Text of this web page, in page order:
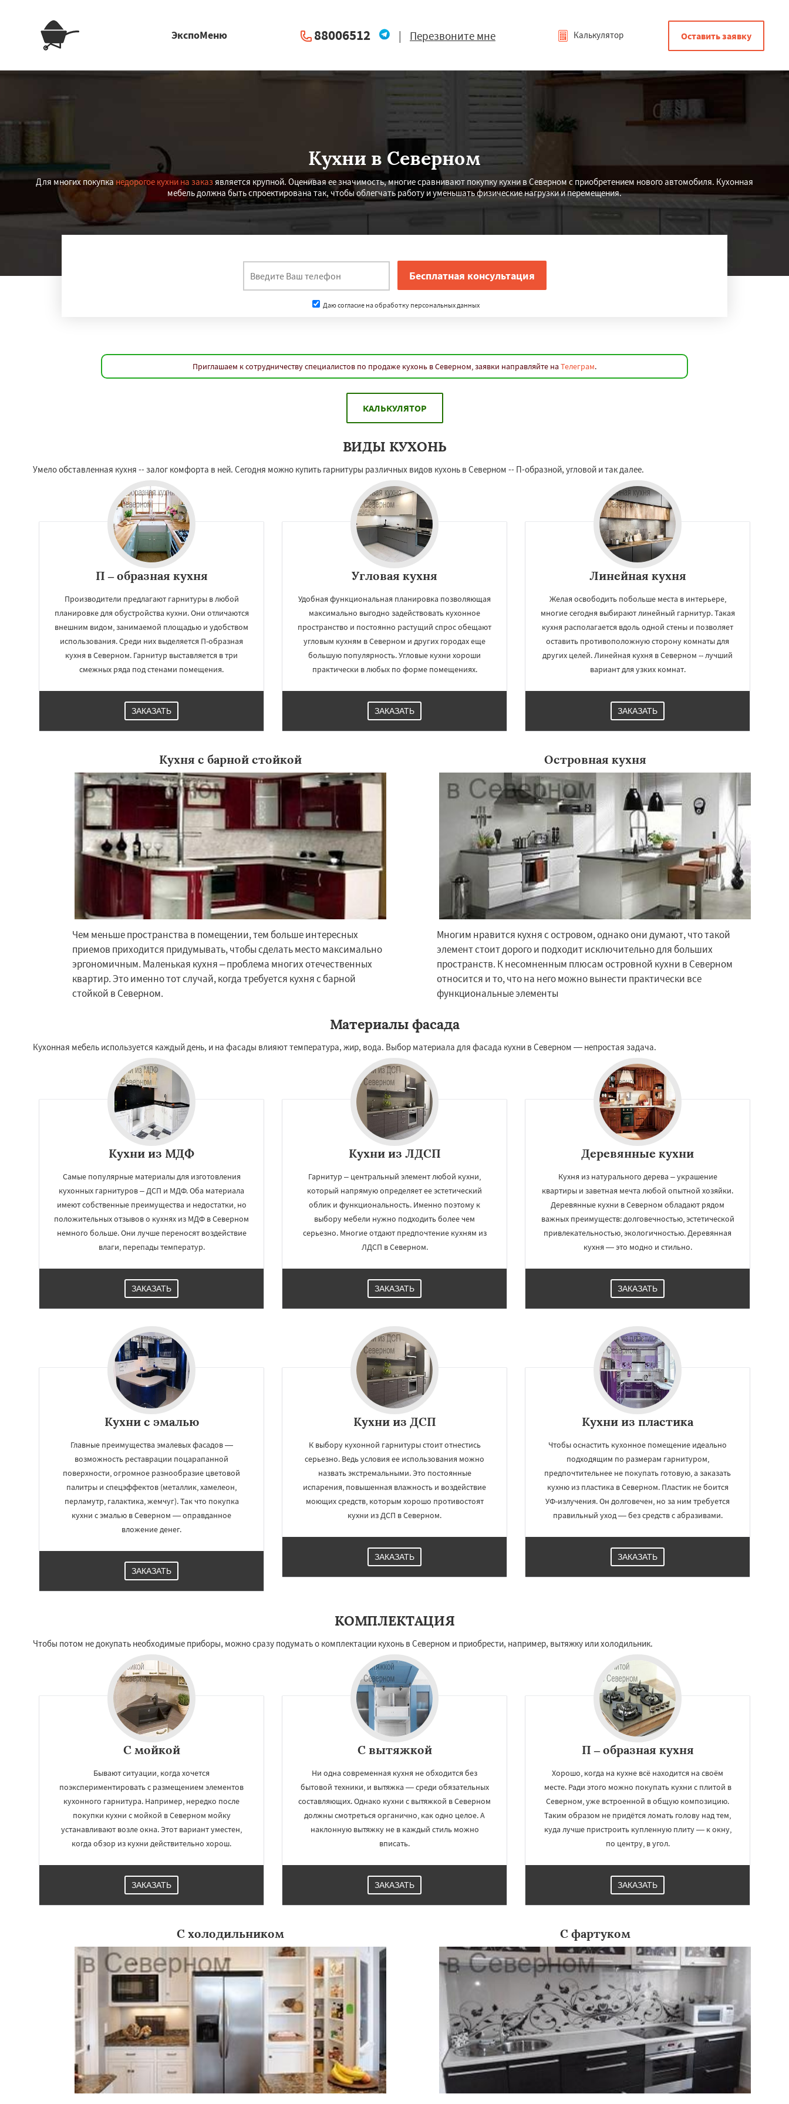
Работаем по
регионам
×
Шаховская
ЭкспоМеню 88006512 | Перезвоните мне Калькулятор Оставить заявку
Кухни в Северном
Для многих покупка недорогое кухни на заказявляется крупной. Оценивая ее значимость, многие сравнивают покупку кухни в Северном с приобретением нового автомобиля. Кухонная
мебель должна быть спроектирована так, чтобы облегчать работу и уменьшать физические нагрузки и перемещения.
Даю согласие на обработку персональных данных
Приглашаем к сотрудничеству специалистов по продаже кухонь в Северном, заявки направляйте на Телеграм.
КАЛЬКУЛЯТОР
ВИДЫ КУХОНЬ
Умело обставленная кухня -- залог комфорта в ней. Сегодня можно купить гарнитуры различных видов кухонь в Северном -- П-образной, угловой и так далее.
П – образная кухня
Производители предлагают гарнитуры в любой
планировке для обустройства кухни. Они отличаются
внешним видом, занимаемой площадью и удобством
использования. Среди них выделяется П-образная
кухня в Северном. Гарнитур выставляется в три
смежных ряда под стенами помещения.
ЗАКАЗАТЬ
Угловая кухня
Удобная функциональная планировка позволяющая
максимально выгодно задействовать кухонное
пространство и постоянно растущий спрос обещают
угловым кухням в Северном и других городах еще
большую популярность. Угловые кухни хороши
практически в любых по форме помещениях.
ЗАКАЗАТЬ
Линейная кухня
Желая освободить побольше места в интерьере,
многие сегодня выбирают линейный гарнитур. Такая
кухня располагается вдоль одной стены и позволяет
оставить противоположную сторону комнаты для
других целей. Линейная кухня в Северном -- лучший
вариант для узких комнат.
ЗАКАЗАТЬ
Кухня с барной стойкой
Чем меньше пространства в помещении, тем больше интересных
приемов приходится придумывать, чтобы сделать место максимально
эргономичным. Маленькая кухня – проблема многих отечественных
квартир. Это именно тот случай, когда требуется кухня с барной
стойкой в Северном.
Островная кухня
Многим нравится кухня с островом, однако они думают, что такой
элемент стоит дорого и подходит исключительно для больших
пространств. К несомненным плюсам островной кухни в Северном
относится и то, что на него можно вынести практически все
функциональные элементы
Материалы фасада
Кухонная мебель используется каждый день, и на фасады влияют температура, жир, вода. Выбор материала для фасада кухни в Северном — непростая задача.
Кухни из МДФ
Самые популярные материалы для изготовления
кухонных гарнитуров – ДСП и МДФ. Оба материала
имеют собственные преимущества и недостатки, но
положительных отзывов о кухнях из МДФ в Северном
немного больше. Они лучше переносят воздействие
влаги, перепады температур.
ЗАКАЗАТЬ
Кухни из ЛДСП
Гарнитур – центральный элемент любой кухни,
который напрямую определяет ее эстетический
облик и функциональность. Именно поэтому к
выбору мебели нужно подходить более чем
серьезно. Многие отдают предпочтение кухням из
ЛДСП в Северном.
ЗАКАЗАТЬ
Деревянные кухни
Кухня из натурального дерева – украшение
квартиры и заветная мечта любой опытной хозяйки.
Деревянные кухни в Северном обладают рядом
важных преимуществ: долговечностью, эстетической
привлекательностью, экологичностью. Деревянная
кухня — это модно и стильно.
ЗАКАЗАТЬ
Кухни с эмалью
Главные преимущества эмалевых фасадов —
возможность реставрации поцарапанной
поверхности, огромное разнообразие цветовой
палитры и спецэффектов (металлик, хамелеон,
перламутр, галактика, жемчуг). Так что покупка
кухни с эмалью в Северном — оправданное
вложение денег.
ЗАКАЗАТЬ
Кухни из ДСП
К выбору кухонной гарнитуры стоит отнестись
серьезно. Ведь условия ее использования можно
назвать экстремальными. Это постоянные
испарения, повышенная влажность и воздействие
моющих средств, которым хорошо противостоят
кухни из ДСП в Северном.
ЗАКАЗАТЬ
Кухни из пластика
Чтобы оснастить кухонное помещение идеально
подходящим по размерам гарнитуром,
предпочтительнее не покупать готовую, а заказать
кухню из пластика в Северном. Пластик не боится
УФ-излучения. Он долговечен, но за ним требуется
правильный уход — без средств с абразивами.
ЗАКАЗАТЬ
КОМПЛЕКТАЦИЯ
Чтобы потом не докупать необходимые приборы, можно сразу подумать о комплектации кухонь в Северном и приобрести, например, вытяжку или холодильник.
С мойкой
Бывают ситуации, когда хочется
поэкспериментировать с размещением элементов
кухонного гарнитура. Например, нередко после
покупки кухни с мойкой в Северном мойку
устанавливают возле окна. Этот вариант уместен,
когда обзор из кухни действительно хорош.
ЗАКАЗАТЬ
С вытяжкой
Ни одна современная кухня не обходится без
бытовой техники, и вытяжка — среди обязательных
составляющих. Однако кухни с вытяжкой в Северном
должны смотреться органично, как одно целое. А
наклонную вытяжку не в каждый стиль можно
вписать.
ЗАКАЗАТЬ
П – образная кухня
Хорошо, когда на кухне всё находится на своём
месте. Ради этого можно покупать кухни с плитой в
Северном, уже встроенной в общую композицию.
Таким образом не придётся ломать голову над тем,
куда лучше пристроить купленную плиту — к окну,
по центру, в угол.
ЗАКАЗАТЬ
С холодильником С фартуком
УЗНАТЬ ПОДРОБНЕЕ ×